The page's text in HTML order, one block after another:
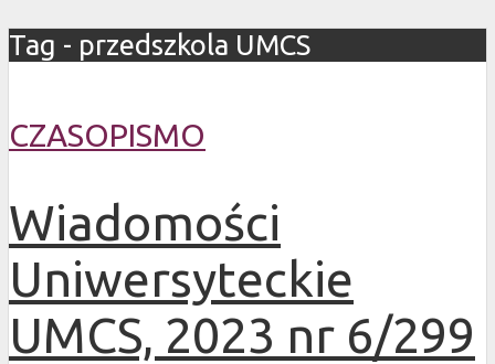
Tag - przedszkola UMCS
CZASOPISMO
Wiadomości
Uniwersyteckie
UMCS, 2023 nr 6/299